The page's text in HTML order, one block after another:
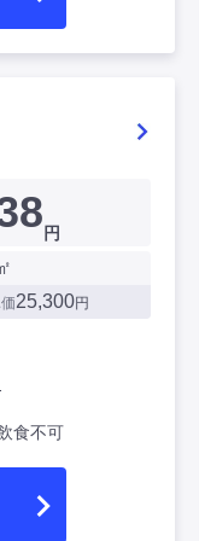
円
25,300円
食不可